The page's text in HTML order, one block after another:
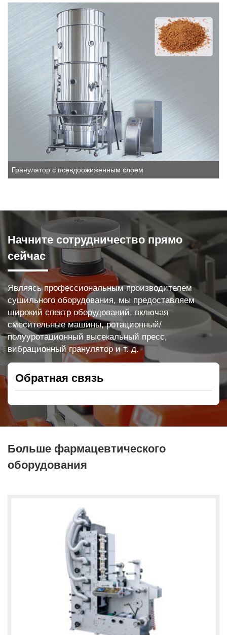
Гранулятор с псевдоожиженным слоем
Начните сотрудничество прямо
сейчас
Являясь профессиональным производителем
сушильного оборудования, мы предоставляем
широкий спектр оборудований, включая
смесительные машины, ротационный/
полууротационный высекальный пресс,
вибрационный гранулятор и т. д.
Обратная связь
Больше фармацевтического
оборудования